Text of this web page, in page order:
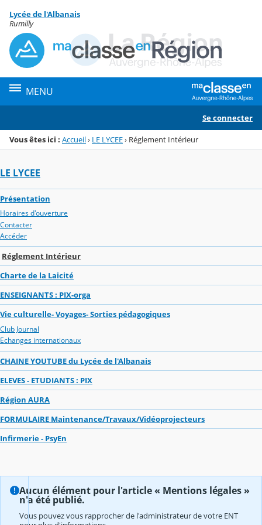
Menu de la rubrique
Contenu
Lycée de l'Albanais
Rumilly
MENU
Se connecter
Vous êtes ici : Accueil› LE LYCEE› Réglement Intérieur
LE LYCEE
Présentation
Horaires d'ouverture
Contacter
Accéder
Réglement Intérieur
Charte de la Laicité
ENSEIGNANTS : PIX-orga
Vie culturelle- Voyages- Sorties pédagogiques
Club Journal
Echanges internationaux
CHAINE YOUTUBE du Lycée de l'Albanais
ELEVES - ETUDIANTS : PIX
Région AURA
FORMULAIRE Maintenance/Travaux/Vidéoprojecteurs
Infirmerie - PsyEn
Aucun élément pour l'article « Mentions légales »
n'a été publié.
Vous pouvez vous rapprocher de l'administrateur de votre ENT